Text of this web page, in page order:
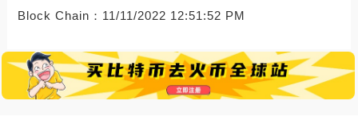
Block Chain： 11/11/2022 12:51:52 PM